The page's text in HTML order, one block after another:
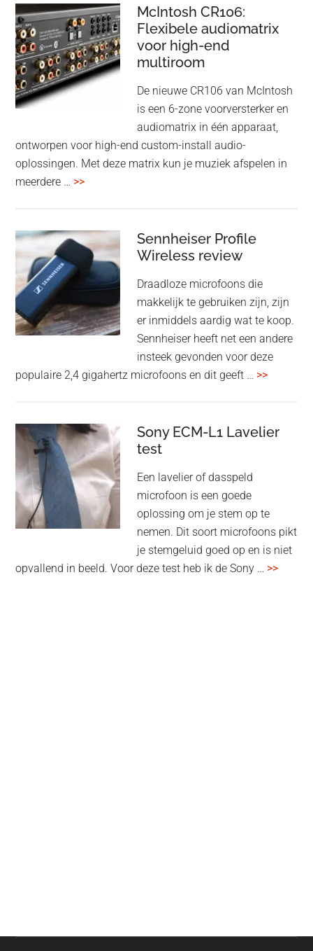
Adaptive
noise
cancelling
–
4
McIntosh CR106:
Flexibele audiomatrix
voor high-end
multiroom
De nieuwe CR106 van McIntosh
is een 6-zone voorversterker en
audiomatrix in één apparaat,
ontworpen voor high-end custom-install audio-
oplossingen. Met deze matrix kun je muziek afspelen in
meerdere … >>overMcIntosh
audiomatrix
voor
high-
end
multiroom
Sennheiser Profile
Wireless review
Draadloze microfoons die
makkelijk te gebruiken zijn, zijn
er inmiddels aardig wat te koop.
Sennheiser heeft net een andere
insteek gevonden voor deze
populaire 2,4 gigahertz microfoons en dit geeft … >>
review
Sony ECM-L1 Lavelier
test
Een lavelier of dasspeld
microfoon is een goede
oplossing om je stem op te
nemen. Dit soort microfoons pikt
je stemgeluid goed op en is niet
opvallend in beeld. Voor deze test heb ik de Sony … >>